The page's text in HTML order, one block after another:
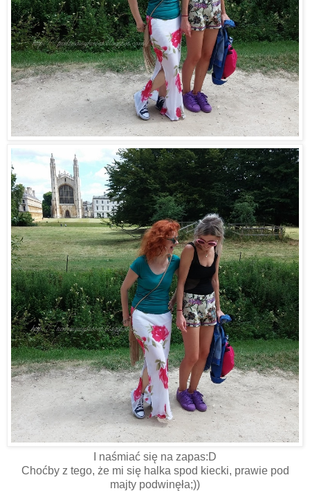
I naśmiać się na zapas:D
Choćby z tego, że mi się halka spod kiecki, prawie pod
majty podwinęła;))